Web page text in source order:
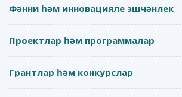
Фәнни һәм инновацияле эшчәнлек
Проектлар һәм программалар
Грантлар һәм конкурслар